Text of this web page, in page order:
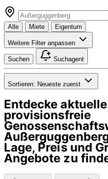
Alle Miete Eigentum
Weitere Filter anpassen
Suchen Suchagent
Sortieren: Neueste zuerst
Entdecke
provisionsfreie
Lage, Preis und
Angebote zu